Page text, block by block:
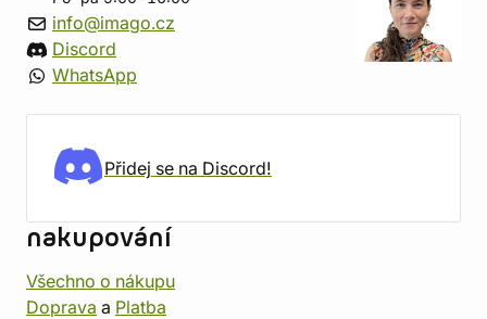
info@imago.cz
Discord
WhatsApp
Přidej se na Discord!
nakupování
Všechno o nákupu
Doprava a Platba